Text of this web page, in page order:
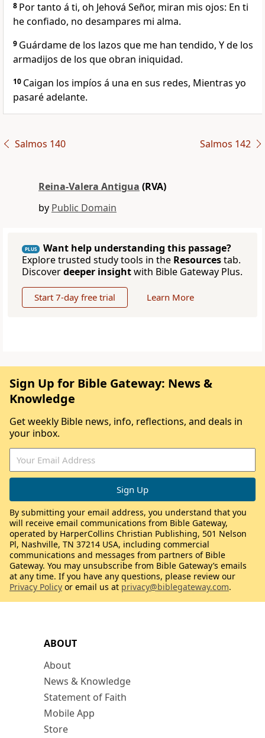
8 Por tanto á ti, oh Jehová Señor, miran mis ojos: En ti
he confiado, no desampares mi alma.
9 Guárdame de los lazos que me han tendido, Y de los
armadijos de los que obran iniquidad.
10 Caigan los impíos á una en sus redes, Mientras yo
pasaré adelante.
Salmos 140 Salmos 142
Reina-Valera Antigua (RVA)
by Public Domain
PLUS
Want help understanding this passage?
Explore trusted study tools in the Resourcestab.
Discoverdeeper insightwith Bible Gateway Plus.
Start 7-day free trial Learn More
ABOUT
About
News & Knowledge
Statement of Faith
Mobile App
Store
Sign Up for Bible Gateway: News &
Knowledge
Get weekly Bible news, info, reflections, and deals in
your inbox.
By submitting your email address, you understand that you
will receive email communications from Bible Gateway,
operated by HarperCollins Christian Publishing, 501 Nelson
Pl, Nashville, TN 37214 USA, including commercial
communications and messages from partners of Bible
Gateway. You may unsubscribe from Bible Gateway’s emails
at any time. If you have any questions, please review our
Privacy Policy or email us at privacy@biblegateway.com.